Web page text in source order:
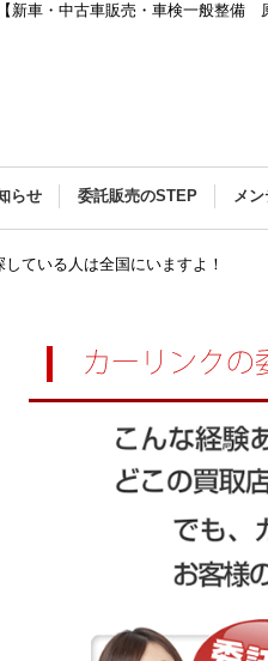
新車・中古車販売・車検一般整備
らせ 委託販売のSTEP メ
ている人は全国にいますよ！